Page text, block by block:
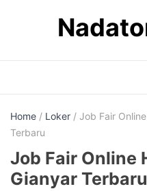
Home / Loker / Job Fair
Terbaru
Job Fair Online
Gianyar Terbaru